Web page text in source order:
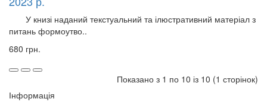
У книзі наданий текстуальний та ілюстративний матеріал з
питань формоутво..
680 грн.
Показано з 1 по 10 із 10 (1 сторінок)
Інформація